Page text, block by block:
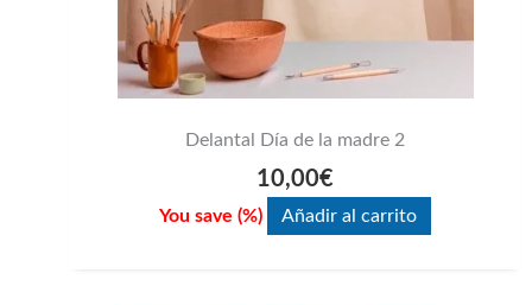
Delantal Día de la madre 2
10,00€
You save (%) Añadir al carrito